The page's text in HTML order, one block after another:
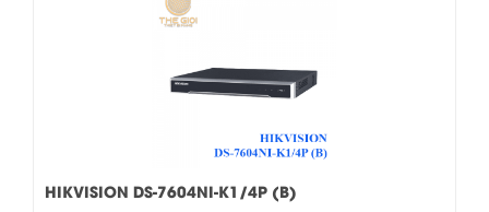
HIKVISION DS-7604NI-K1/4P (B)